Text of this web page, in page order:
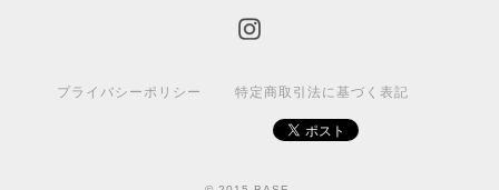
プライバシーポリシー 特定商取引法に基づく表記